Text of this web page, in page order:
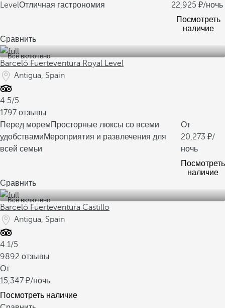
LevelОтличная гастрономия
22,925
/ночь
Посмотреть
наличие
Сравнить
Все включено
Barceló Fuerteventura Royal Level
Antigua, Spain
4.5/5
1797 отзывы
Перед моремПросторные люксы со всеми
удобствамиМероприятия и развлечения для
всей семьи
От
20,273
/
ночь
Посмотреть
наличие
Сравнить
Все включено
Barceló Fuerteventura Castillo
Antigua, Spain
4.1/5
9892 отзывы
От
15,347
/ночь
Посмотреть наличие